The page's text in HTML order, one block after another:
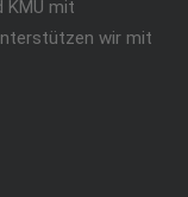
KMU mit
wir mit